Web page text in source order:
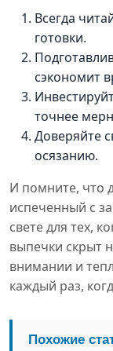
Всегда
готовки.
сэкономит
точнее
Доверяйте
осязанию.
И помните, что
испеченный с
свете для тех,
выпечки скрыт
внимании и
каждый раз,
Похожие